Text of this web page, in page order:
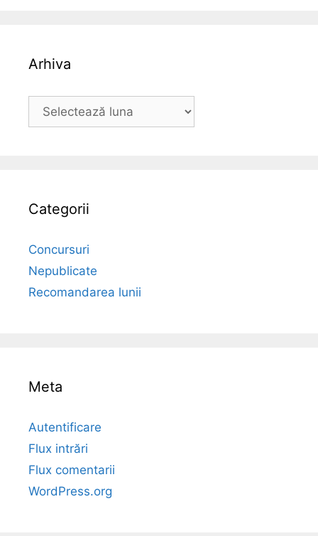
Arhiva
Arhiva
Categorii
Concursuri
Nepublicate
Recomandarea lunii
Meta
Autentificare
Flux intrări
Flux comentarii
WordPress.org